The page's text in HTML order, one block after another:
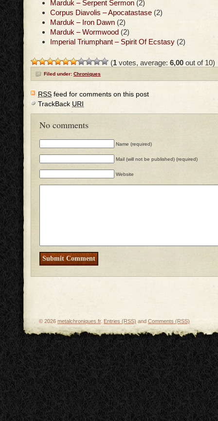
Marduk – Serpent Sermon (2)
Corpus Diavolis – Apocatastase (2)
Marduk – Iron Dawn (2)
Marduk – Wormwood (2)
Imperial Triumphant – Spirit Of Ecstasy (2)
(1 votes, average: 6,00 out of 10)
Filed under: Chroniques
RSS feed for comments on this post
TrackBack URI
No comments
Name (required)
Mail (will not be published) (required)
Website
© 2026 metalchroniques.fr. Entries (RSS) and Comments (RSS)